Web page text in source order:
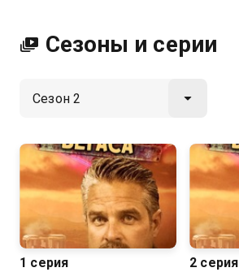
Сезоны и серии
1 серия 2 серия